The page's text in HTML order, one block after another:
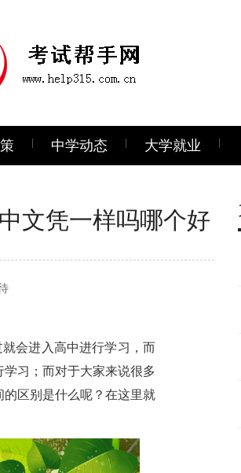
中学动态 大学就业
文凭一样吗哪个好
会进入高中进行学习，而
习；而对于大家来说很多
区别是什么呢？在这里就